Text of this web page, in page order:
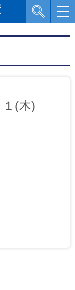
(木)